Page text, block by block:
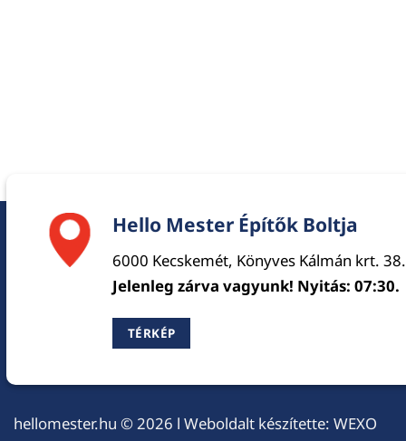
Hello Mester Építők Boltja
6000 Kecskemét, Könyves Kálmán krt. 38.
Jelenleg zárva vagyunk! Nyitás: 07:30.
TÉRKÉP
hellomester.hu © 2026 l Weboldalt készítette: WEXO